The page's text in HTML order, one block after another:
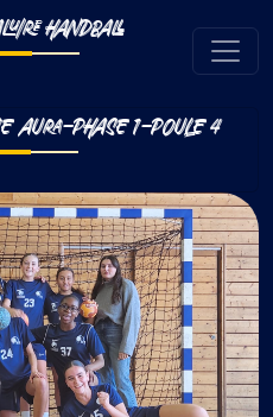
HANDBALL
AURA-PHASE 1-POULE 4